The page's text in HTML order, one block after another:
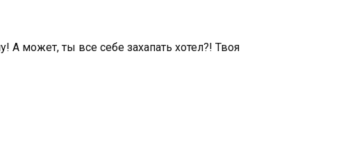
может, ты все себе захапать хотел?! Твоя